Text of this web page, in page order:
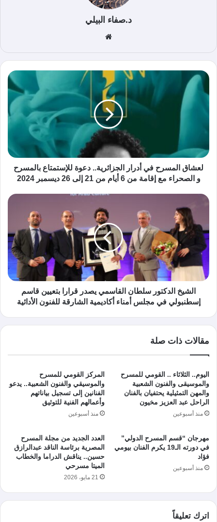
د.صفاء البيلي
الوي
ب
لعشاق المسرح في أدرار الجزائرية.. دعوة للإستمتاع بالمسرح
و الصحراء مع إقامة من 6 أيام من 21 إلى 26 ديسمبر 2024
الشيخ الدكتور سلطان القاسمي يصدر قرارا بتعيين قاسم
إسطنبولي في مجلس أمناء أكاديمية الشارقة للفنون الأدائية
مقالات ذات صلة
اليوم.. الثلاثاء .. القومي للمسرح
والموسيقى والفنون الشعبية
والمهن التمثيلية يحتفيان بالفنان
الراحل عبد العزيز مخيون
منذ أسبوعين
المركز القومي للمسرح
والموسيقي والفنون الشعبية.. يدعو
الفنانين إلى تسجيل بياناتهم
وأعمالهم الفنية للتوثيق
منذ أسبوعين
مهرجان “قسم المسرح الدولي”
في دورته الـ19 يكرم الفنان بيومي
فؤاد
منذ أسبوعين
العدد الجديد من مجلة المسرح
المصرية برئاسة الناقد عبدالرازق
حسين.. يناقش الدراما والخطاب
الميتا مسرحي
21 مايو، 2026
اترك تعليقاً